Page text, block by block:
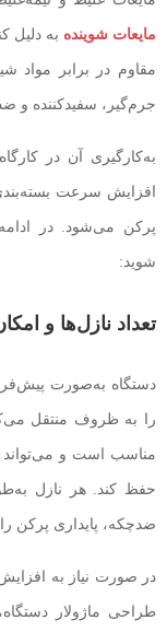
مایعات شوینده به دلیل
مقاوم در برابر مواد
جرم‌گیر، سفیدکننده و
به‌کارگیری آن در
افزایش سرعت
پرکن می‌شود. در
شوید:
تعداد نازل‌ها و
را به ظروف منتقل
مناسب است و می‌تواند
حفظ کند. هر نازل
ضدچکه، پایداری پرکن
طراحی ماژولار